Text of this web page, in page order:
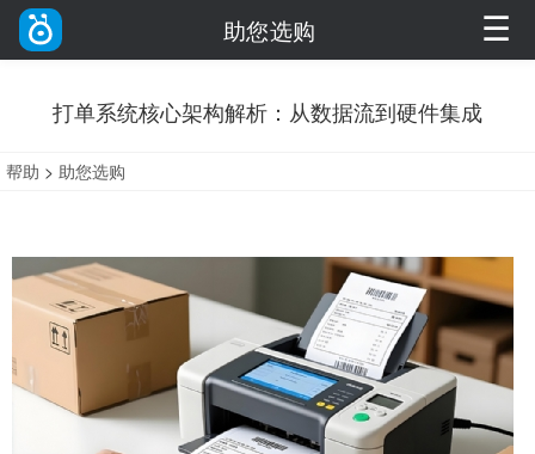
助您选购 ☰
打单系统核心架构解析：从数据流到硬件集成
帮助 > 助您选购